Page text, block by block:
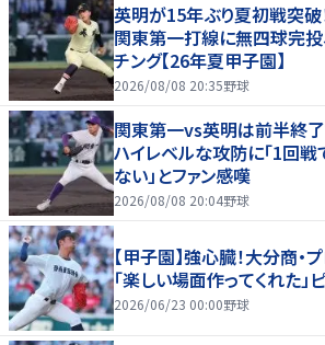
英明が15年ぶり夏初戦突破
関東第一打線に無四球完投
チング【26年夏甲子園】
2026/08/08 20:35野球
関東第一vs英明は前半終
ハイレベルな攻防に「1回
ない」とファン感嘆
2026/08/08 20:04野球
【甲子園】強心臓！大分商
「楽しい場面作ってくれた
2026/06/23 00:00野球